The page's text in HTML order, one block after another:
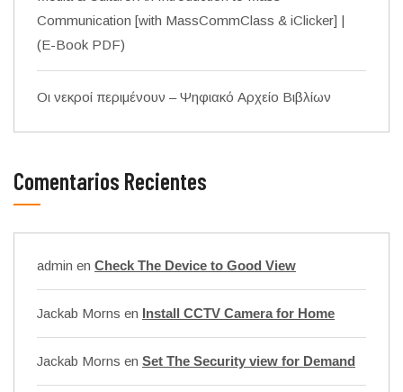
Communication [with MassCommClass & iClicker] |
(E-Book PDF)
Οι νεκροί περιμένουν – Ψηφιακό Αρχείο Βιβλίων
Comentarios Recientes
admin en Check The Device to Good View
Jackab Morns en Install CCTV Camera for Home
Jackab Morns en Set The Security view for Demand